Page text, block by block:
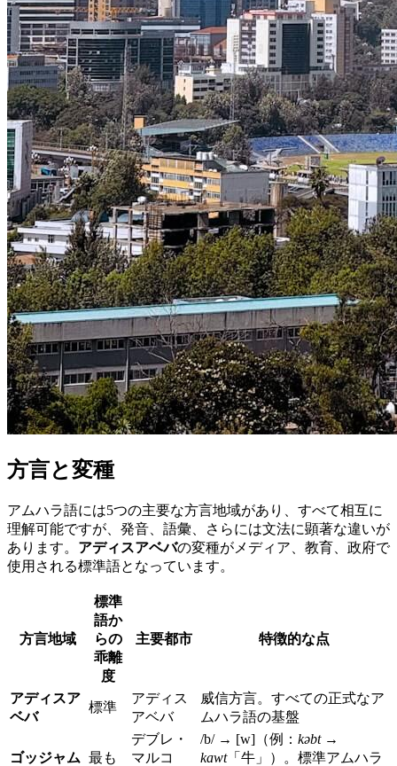
方言と変種
アムハラ語には5つの主要な方言地域があり、すべて相互に
理解可能ですが、発音、語彙、さらには文法に顕著な違いが
あります。 アディスアベバの変種がメディア、教育、政府で
使用される標準語となっています。
方言地域
標準
語か
らの
乖離
度
主要都市 特徴的な点
アディスア
ベバ
標準
アディス
アベバ
威信方言。すべての正式なア
ムハラ語の基盤
ゴッジャム 最も
デブレ・
マルコ
/b/ → [w]（例： kəbt→
kawt「牛」）。標準アムハラ